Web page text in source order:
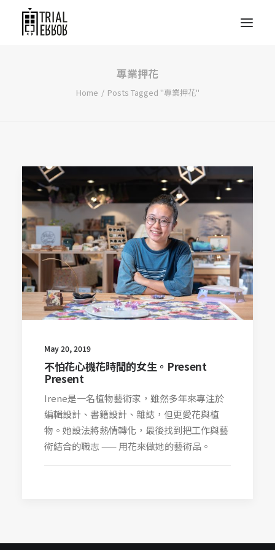
專業押花
Home Posts Tagged "專業押花"
May 20, 2019
不怕花心機花時間的女生。Present
Present
Irene是一名植物藝術家，雖然多年來專注於
編輯設計、書籍設計、雜誌，但更愛花與植
物。她設法將熱情轉化，最後找到把工作與藝
術結合的職志 —— 用花來做她的藝術品。